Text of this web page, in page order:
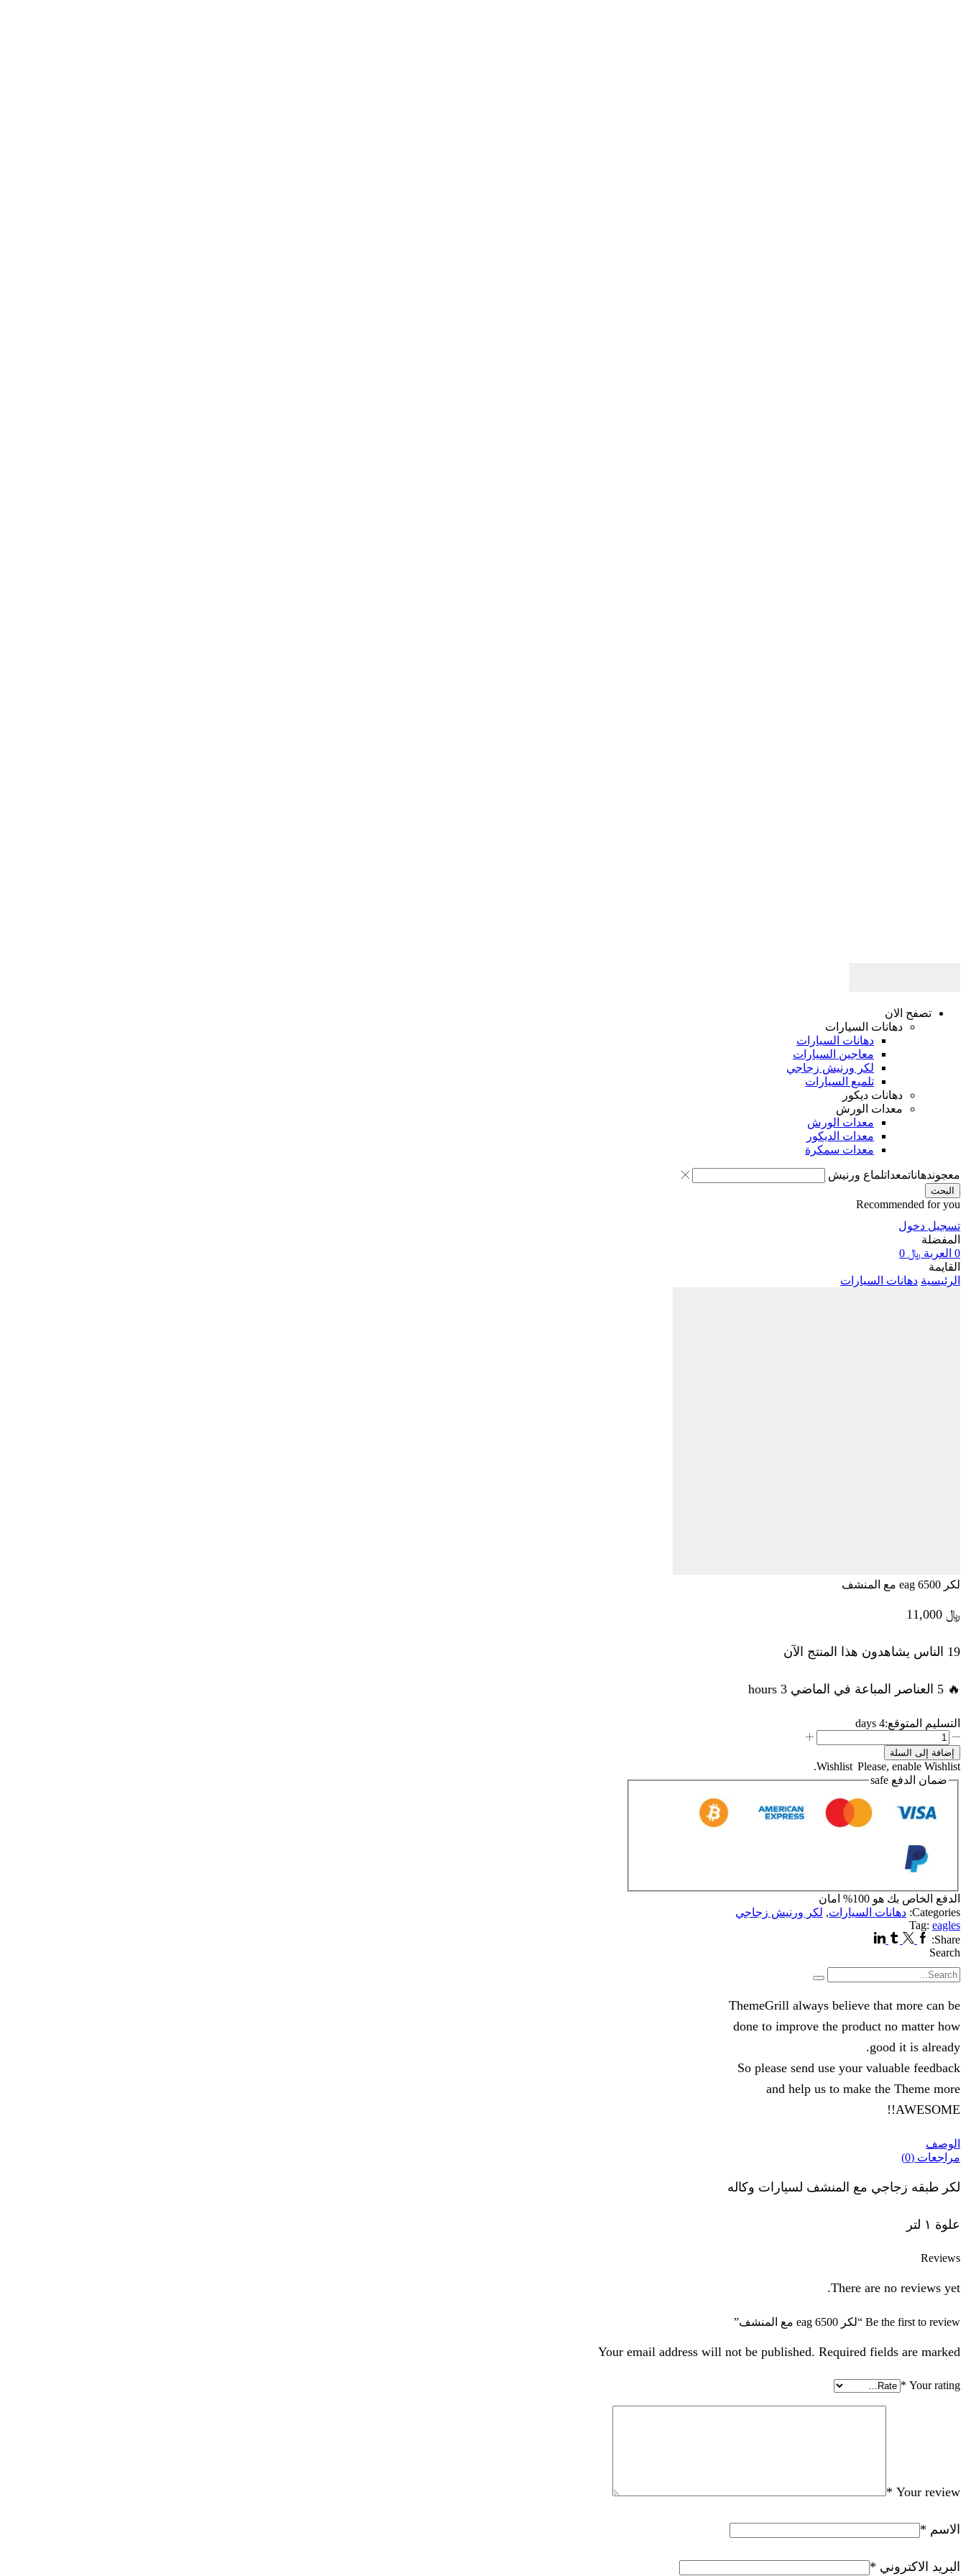
تصفح الان
دهانات السيارات
دهانات السيارات
معاجين السيارات
لكر ورنيش زجاجي
تلميع السيارات
دهانات ديكور
معدات الورش
معدات الورش
معدات الديكور
معدات سمكرة
معجوندهاناتمعداتلماع ورنيش
البحث
Recommended for you
تسجيل دخول
المفضلة
0 العربة ﷼
القايمة
الرئيسية دهانات السيارات
لكر 6500 eag مع المنشف
﷼
19 الناس يشاهدون هذا المنتج الآن
🔥 5 العناصر المباعة في الماضي 3 hours
التسليم المتوقع:4 days
كمية
لكر
6500
eag
المنشف
إضافة إلى السلة
Wishlist Please, enable Wishlist.
ضمان الدفع safe
الدفع الخاص بك هو 100% امان
Categories: دهانات السيارات, لكر ورنيش زجاجي
Tag: eagles
Share:
Facebook
Twitter
Tumblr
Linkedin
Search
Search
ThemeGrill always believe that more can be
done to improve the product no matter how
good it is already.
So please send use your valuable feedback
and help us to make the Theme more
AWESOME!!
الوصف
مراجعات (0)
لكر طبقه زجاجي مع المنشف لسيارات وكاله
علوة ١ لتر
Reviews
There are no reviews yet.
Be the first to review “لكر 6500 eag مع المنشف”
Your email address will not be published. Required fields are marked
Your rating
*
Your review
*
الاسم *
البريد الاكتروني *